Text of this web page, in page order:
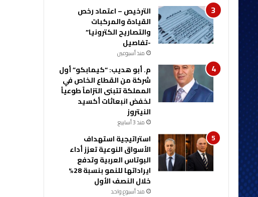
الترخيص – اعتماد رخص
القيادة والمركبات
والتصاريح الكترونيا”
-تفاصيل
منذ أسبوعين
م. أبو هديب: “كيمابكو” أول
شركة من القطاع الخاص في
المملكة تتبنى التزاماً طوعياً
لخفض انبعاثات أكسيد
النيتروز
منذ 3 أسابيع
استراتيجية استهداف
الأسواق النوعية تعزز أداء
البوتاس العربية وتدفع
ايراداتها للنمو بنسبة 28%
خلال النصف الأول
منذ أسبوع واحد